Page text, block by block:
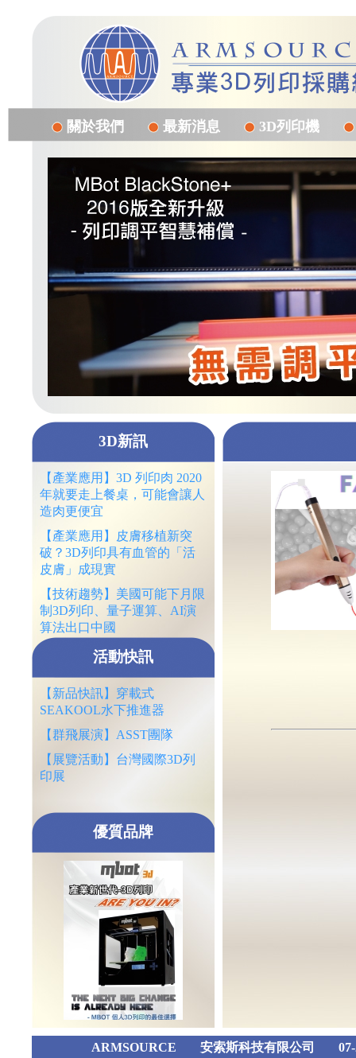
關於我們 最新消息 3D列印機
3D新訊
【產業應用】3D 列印肉 2020
年就要走上餐桌，可能會讓人
造肉更便宜
【產業應用】皮膚移植新突
破？3D列印具有血管的「活
皮膚」成現實
【技術趨勢】美國可能下月限
制3D列印、量子運算、AI演
算法出口中國
活動快訊
【新品快訊】穿載式
SEAKOOL水下推進器
【群飛展演】ASST團隊
【展覽活動】台灣國際3D列
印展
優質品牌
ARMSOURCE 安索斯科技有限公司